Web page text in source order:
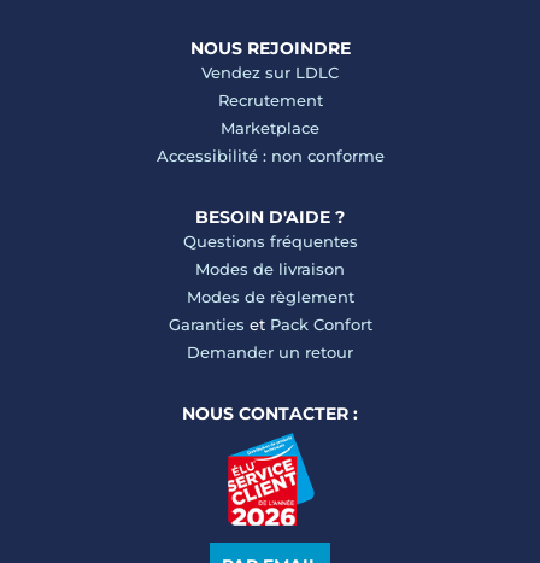
NOUS REJOINDRE
Vendez sur LDLC
Recrutement
Marketplace
Accessibilité : non conforme
BESOIN D'AIDE ?
Questions fréquentes
Modes de livraison
Modes de règlement
Garanties et Pack Confort
Demander un retour
NOUS CONTACTER :